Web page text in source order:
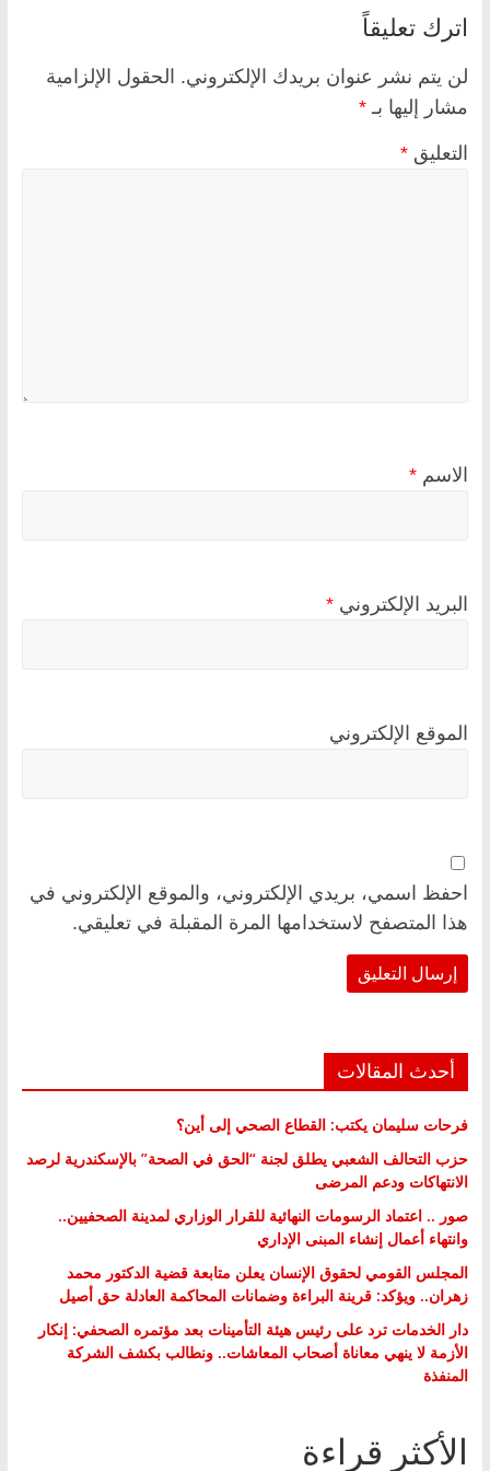
اترك تعليقاً
لن يتم نشر عنوان بريدك الإلكتروني. الحقول الإلزامية
مشار إليها بـ *
التعليق *
الاسم *
البريد الإلكتروني *
الموقع الإلكتروني
احفظ اسمي، بريدي الإلكتروني، والموقع الإلكتروني في
هذا المتصفح لاستخدامها المرة المقبلة في تعليقي.
أحدث المقالات
فرحات سليمان يكتب: القطاع الصحي إلى أين؟
حزب التحالف الشعبي يطلق لجنة “الحق في الصحة” بالإسكندرية لرصد
الانتهاكات ودعم المرضى
صور .. اعتماد الرسومات النهائية للقرار الوزاري لمدينة الصحفيين..
وانتهاء أعمال إنشاء المبنى الإداري
المجلس القومي لحقوق الإنسان يعلن متابعة قضية الدكتور محمد
زهران.. ويؤكد: قرينة البراءة وضمانات المحاكمة العادلة حق أصيل
دار الخدمات ترد على رئيس هيئة التأمينات بعد مؤتمره الصحفي: إنكار
الأزمة لا ينهي معاناة أصحاب المعاشات.. ونطالب بكشف الشركة
المنفذة
الأكثر قراءة